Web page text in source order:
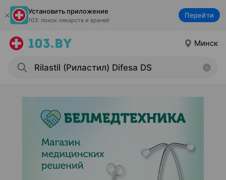
Установить приложение
103: поиск лекарств и врачей
Перейти
Минск